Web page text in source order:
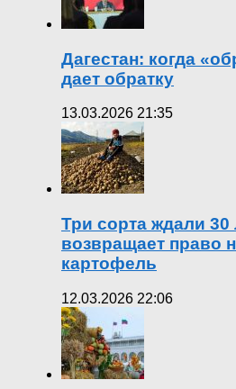
Дагестан: когда
дает обратку
13.03.2026 21:35
Три сорта ждали 30
возвращает право
картофель
12.03.2026 22:06